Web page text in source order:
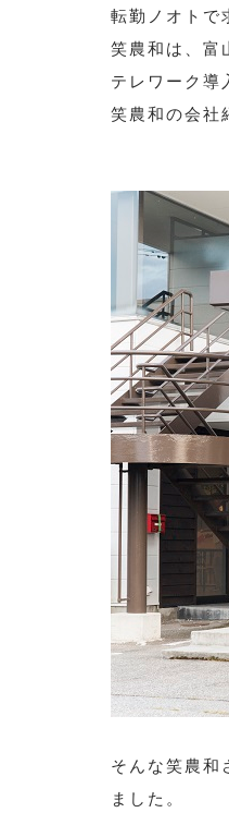
転勤ノオトで
笑農和は、富
テレワーク導
笑農和の会社
そんな笑農和
ました。